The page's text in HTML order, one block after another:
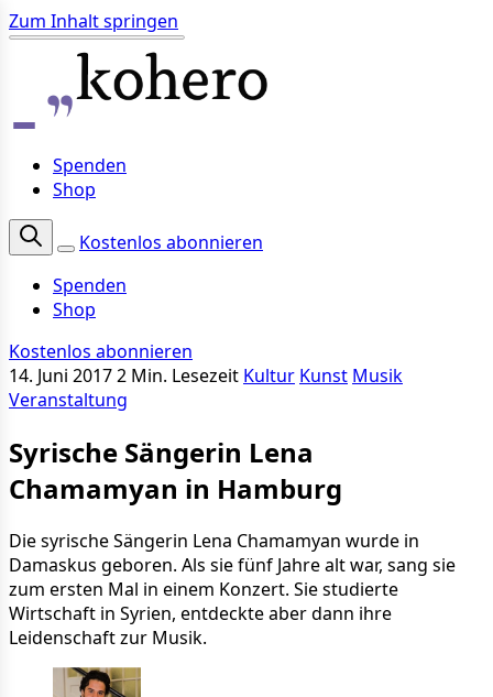
Zum Inhalt springen
Spenden
Shop
Kostenlos abonnieren
Spenden
Shop
Kostenlos abonnieren
14. Juni 20172 Min. Lesezeit Kultur Kunst Musik
Veranstaltung
Syrische Sängerin Lena
Chamamyan in Hamburg
Die syrische Sängerin Lena Chamamyan wurde in
Damaskus geboren. Als sie fünf Jahre alt war, sang sie
zum ersten Mal in einem Konzert. Sie studierte
Wirtschaft in Syrien, entdeckte aber dann ihre
Leidenschaft zur Musik.